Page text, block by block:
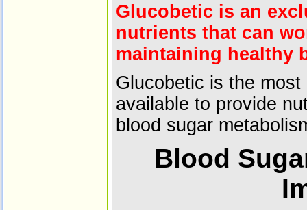
Glucobetic is an
nutrients that can
maintaining healthy
Glucobetic is the
available to provide
blood sugar
Blood